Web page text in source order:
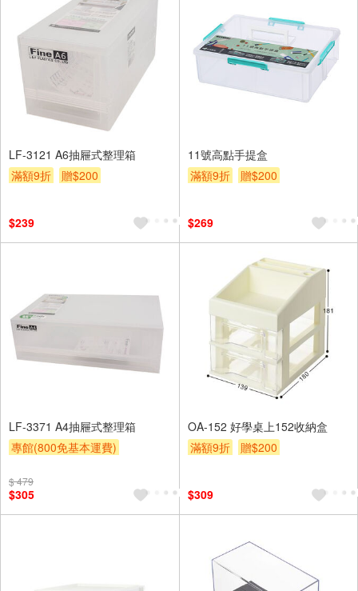
LF-3121 A6抽屜式整理箱
滿額9折
贈$200
$239
11號高點手提盒
滿額9折
贈$200
$269
LF-3371 A4抽屜式整理箱
專館(800免基本運費)
$ 479
$305
OA-152 好學桌上152收納盒
滿額9折
贈$200
$309